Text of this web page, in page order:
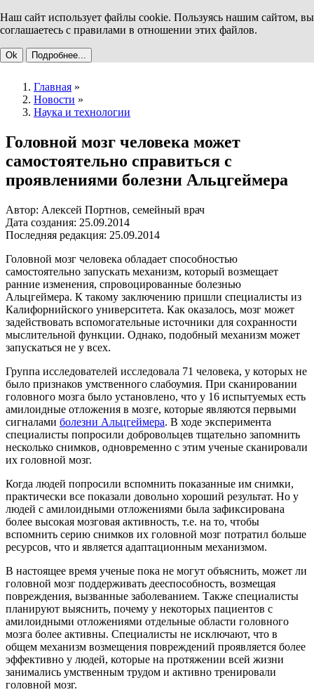
Наш сайт использует файлы cookie. Пользуясь нашим сайтом, вы
соглашаетесь с правилами в отношении этих файлов.
Ok Подробнее...
Главная »
Новости »
Наука и технологии
Головной мозг человека может
самостоятельно справиться с
проявлениями болезни Альцгеймера
Автор: Алексей Портнов, семейный врач
Дата создания: 25.09.2014
Последняя редакция: 25.09.2014
Головной мозг человека обладает способностью
самостоятельно запускать механизм, который возмещает
ранние изменения, спровоцированные болезнью
Альцгеймера. К такому заключению пришли специалисты из
Калифорнийского университета. Как оказалось, мозг может
задействовать вспомогательные источники для сохранности
мыслительной функции. Однако, подобный механизм может
запускаться не у всех.
Группа исследователей исследовала 71 человека, у которых не
было признаков умственного слабоумия. При сканировании
головного мозга было установлено, что у 16 испытуемых есть
амилоидные отложения в мозге, которые являются первыми
сигналами болезни Альцгеймера. В ходе эксперимента
специалисты попросили добровольцев тщательно запомнить
несколько снимков, одновременно с этим ученые сканировали
их головной мозг.
Когда людей попросили вспомнить показанные им снимки,
практически все показали довольно хороший результат. Но у
людей с амилоидными отложениями была зафиксирована
более высокая мозговая активность, т.е. на то, чтобы
вспомнить серию снимков их головной мозг потратил больше
ресурсов, что и является адаптационным механизмом.
В настоящее время ученые пока не могут объяснить, может ли
головной мозг поддерживать дееспособность, возмещая
повреждения, вызванные заболеванием. Также специалисты
планируют выяснить, почему у некоторых пациентов с
амилоидными отложениями отдельные области головного
мозга более активны. Специалисты не исключают, что в
общем механизм возмещения повреждений проявляется более
эффективно у людей, которые на протяжении всей жизни
занимались умственным трудом и активно тренировали
головной мозг.